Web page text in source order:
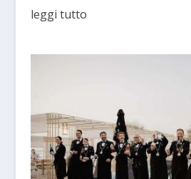
leggi tutto